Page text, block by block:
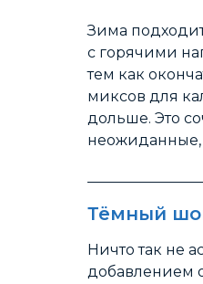
Зима
с горячими
тем как
миксов для
дольше. Это
неожиданные,
Тёмный
Ничто так не
добавлением